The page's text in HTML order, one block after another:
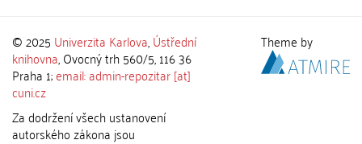
© 2025 Univerzita Karlova,Ústřední
knihovna, Ovocný trh 560/5, 116 36
Praha 1;email: admin-repozitar [at]
cuni.cz
Za dodržení všech ustanovení
autorského zákona jsou
Theme by